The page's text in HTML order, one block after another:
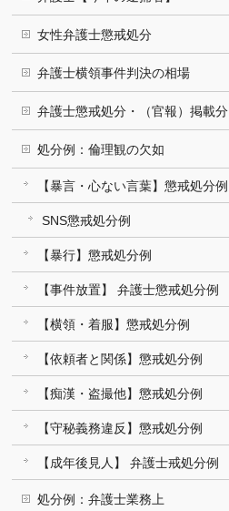
女性弁護士懲戒処分
弁護士横領事件判決の相場
弁護士懲戒処分・（官報）掲載分
処分例：倫理観の欠如
【暴言・心ない言葉】懲戒処分例
SNS懲戒処分例
【暴行】懲戒処分例
【事件放置】 弁護士懲戒処分例
【横領・着服】懲戒処分例
【依頼者と関係】懲戒処分例
【痴漢・盗撮他】懲戒処分例
【守秘義務違反】懲戒処分例
【成年後見人】 弁護士戒処分例
処分例：弁護士業務上